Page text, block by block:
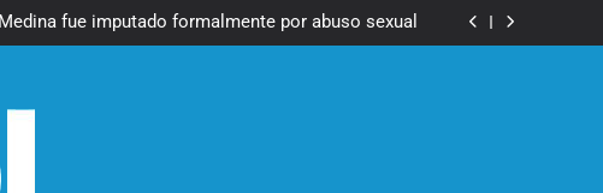
fue imputado formalmente por abuso sexual
profundizan su plan de lucha con nuevas marchas
profundizan su plan de lucha con nuevas marchas